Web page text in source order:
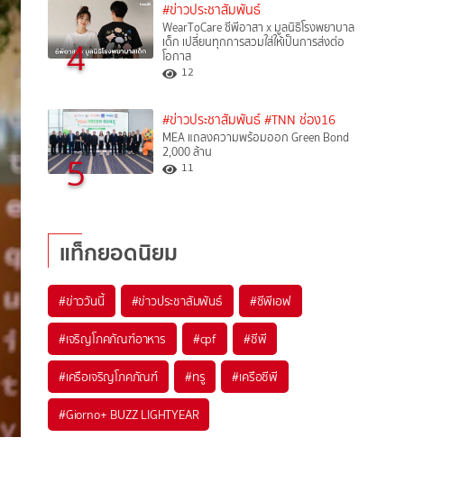
4
#ข่าวประชาสัมพันธ์
WearToCare ซีพีอาสา x มูลนิธิโรงพยาบาล
เด็ก เปลี่ยนทุกการสวมใส่ให้เป็นการส่งต่อ
โอกาส
12
5
#ข่าวประชาสัมพันธ์ #TNN ช่อง16
MEA แถลงความพร้อมออก Green Bond
2,000 ล้าน
11
แท็กยอดนิยม
#ข่าววันนี้ #ข่าวประชาสัมพันธ์ #ซีพีเอฟ
#เจริญโภคภัณฑ์อาหาร #cpf #ซีพี
#เครือเจริญโภคภัณฑ์ #ทรู #เครือซีพี
#Giorno+ BUZZ LIGHTYEAR